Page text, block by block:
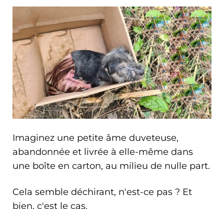
Imaginez une petite âme duveteuse,
abandonnée et livrée à elle-même dans
une boîte en carton, au milieu de nulle part.
Cela semble déchirant, n'est-ce pas ? Et
bien, c'est le cas.